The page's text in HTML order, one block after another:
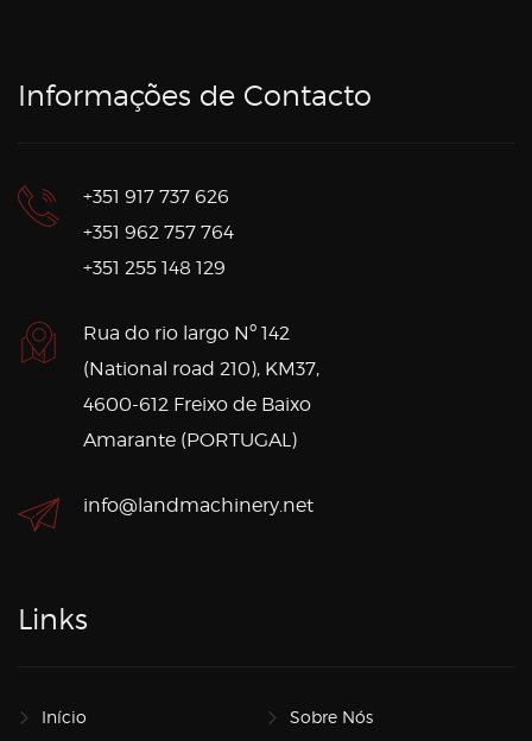
Informações de Contacto
+351 917 737 626
+351 962 757 764
+351 255 148 129
Rua do rio largo Nº 142
(National road 210), KM37,
4600-612 Freixo de Baixo
Amarante (PORTUGAL)
info@landmachinery.net
Links
Início Sobre Nós